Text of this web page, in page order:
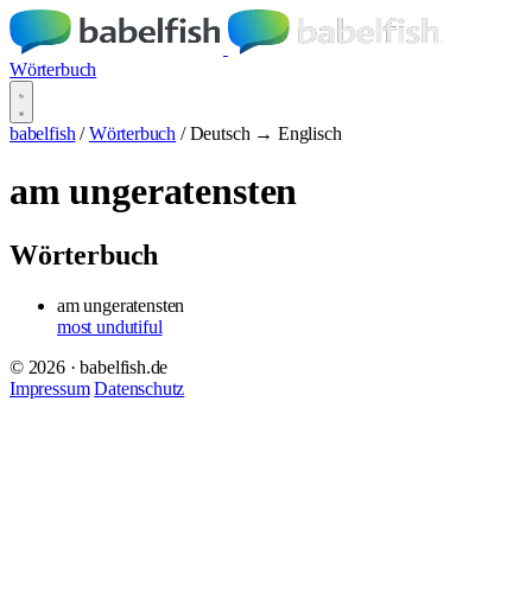
Wörterbuch
babelfish / Wörterbuch / Deutsch → Englisch
am ungeratensten
Wörterbuch
am ungeratensten
most undutiful
© 2026 · babelfish.de
Impressum Datenschutz